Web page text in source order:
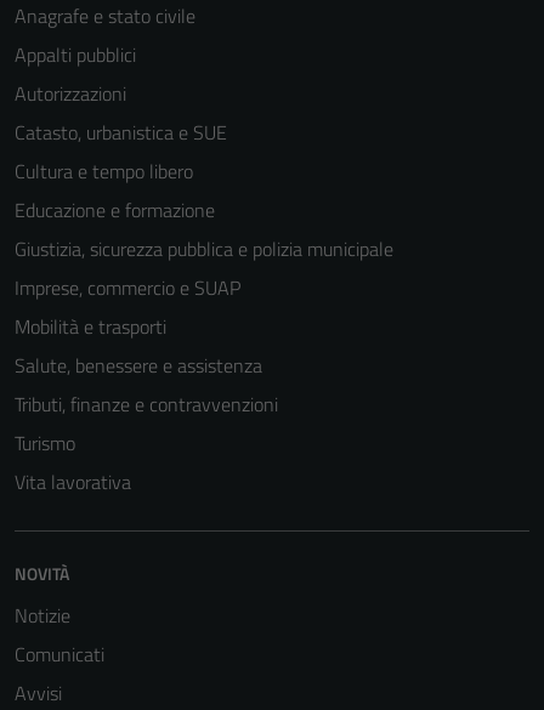
Anagrafe e stato civile
Appalti pubblici
Autorizzazioni
Catasto, urbanistica e SUE
Cultura e tempo libero
Educazione e formazione
Giustizia, sicurezza pubblica e polizia municipale
Imprese, commercio e SUAP
Mobilità e trasporti
Salute, benessere e assistenza
Tributi, finanze e contravvenzioni
Turismo
Vita lavorativa
NOVITÀ
Notizie
Comunicati
Avvisi